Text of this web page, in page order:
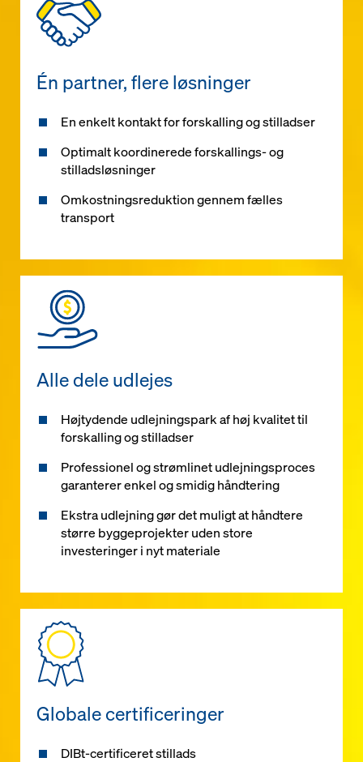
Én partner, flere løsninger
En enkelt kontakt for forskalling og stilladser
Optimalt koordinerede forskallings- og
stilladsløsninger
Omkostningsreduktion gennem fælles
transport
Alle dele udlejes
Højtydende udlejningspark af høj kvalitet til
forskalling og stilladser
Professionel og strømlinet udlejningsproces
garanterer enkel og smidig håndtering
Ekstra udlejning gør det muligt at håndtere
større byggeprojekter uden store
investeringer i nyt materiale
Globale certificeringer
DIBt-certificeret stillads